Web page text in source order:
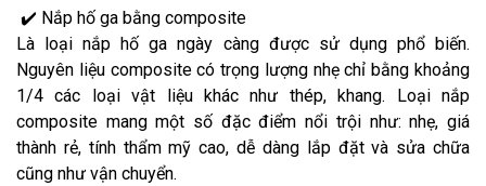
✔️ Nắp hố ga bằng composite
Là loại nắp hố ga ngày càng được sử dụng phổ biến.
Nguyên liệu composite có trọng lượng nhẹ chỉ bằng khoảng
1/4 các loại vật liệu khác như thép, khang. Loại nắp
composite mang một số đặc điểm nổi trội như: nhẹ, giá
thành rẻ, tính thẩm mỹ cao, dễ dàng lắp đặt và sửa chữa
cũng như vận chuyển.